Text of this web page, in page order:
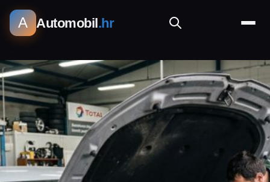
A Automobil.hr